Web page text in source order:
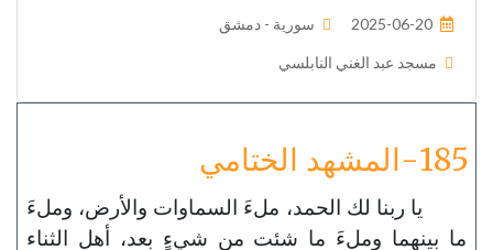
2025-06-20 سورية - دمشق
مسجد عبد الغني النابلسي
185-المشهد الختامي
يا ربنا لك الحمد، ملءَ السماوات والأرض، وملءَ
ما بينهما وملءَ ما شئت من شيءٍ بعد، أهل الثناء